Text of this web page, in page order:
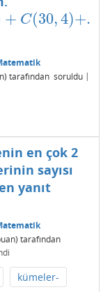
+ C(30,4)+.
+.. C(30,30)=?
tarafından soruldu |
en çok 2
sayısı
yanıt
tarafından
kümeler-